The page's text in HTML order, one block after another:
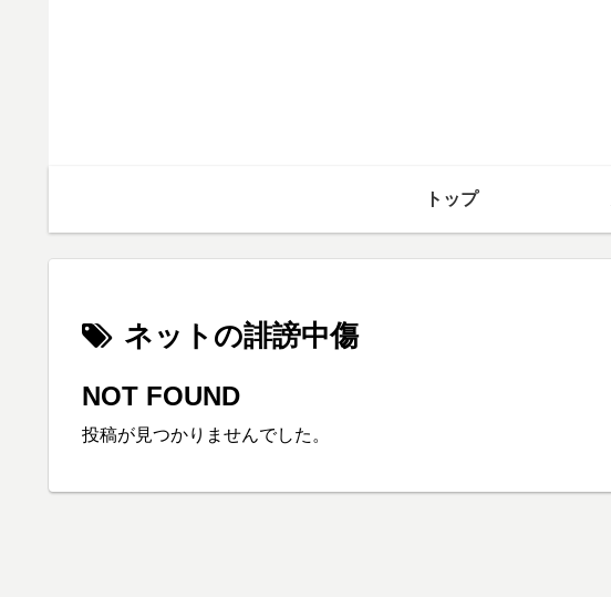
トップ
ネットの誹謗中傷
NOT FOUND
投稿が見つかりませんでした。